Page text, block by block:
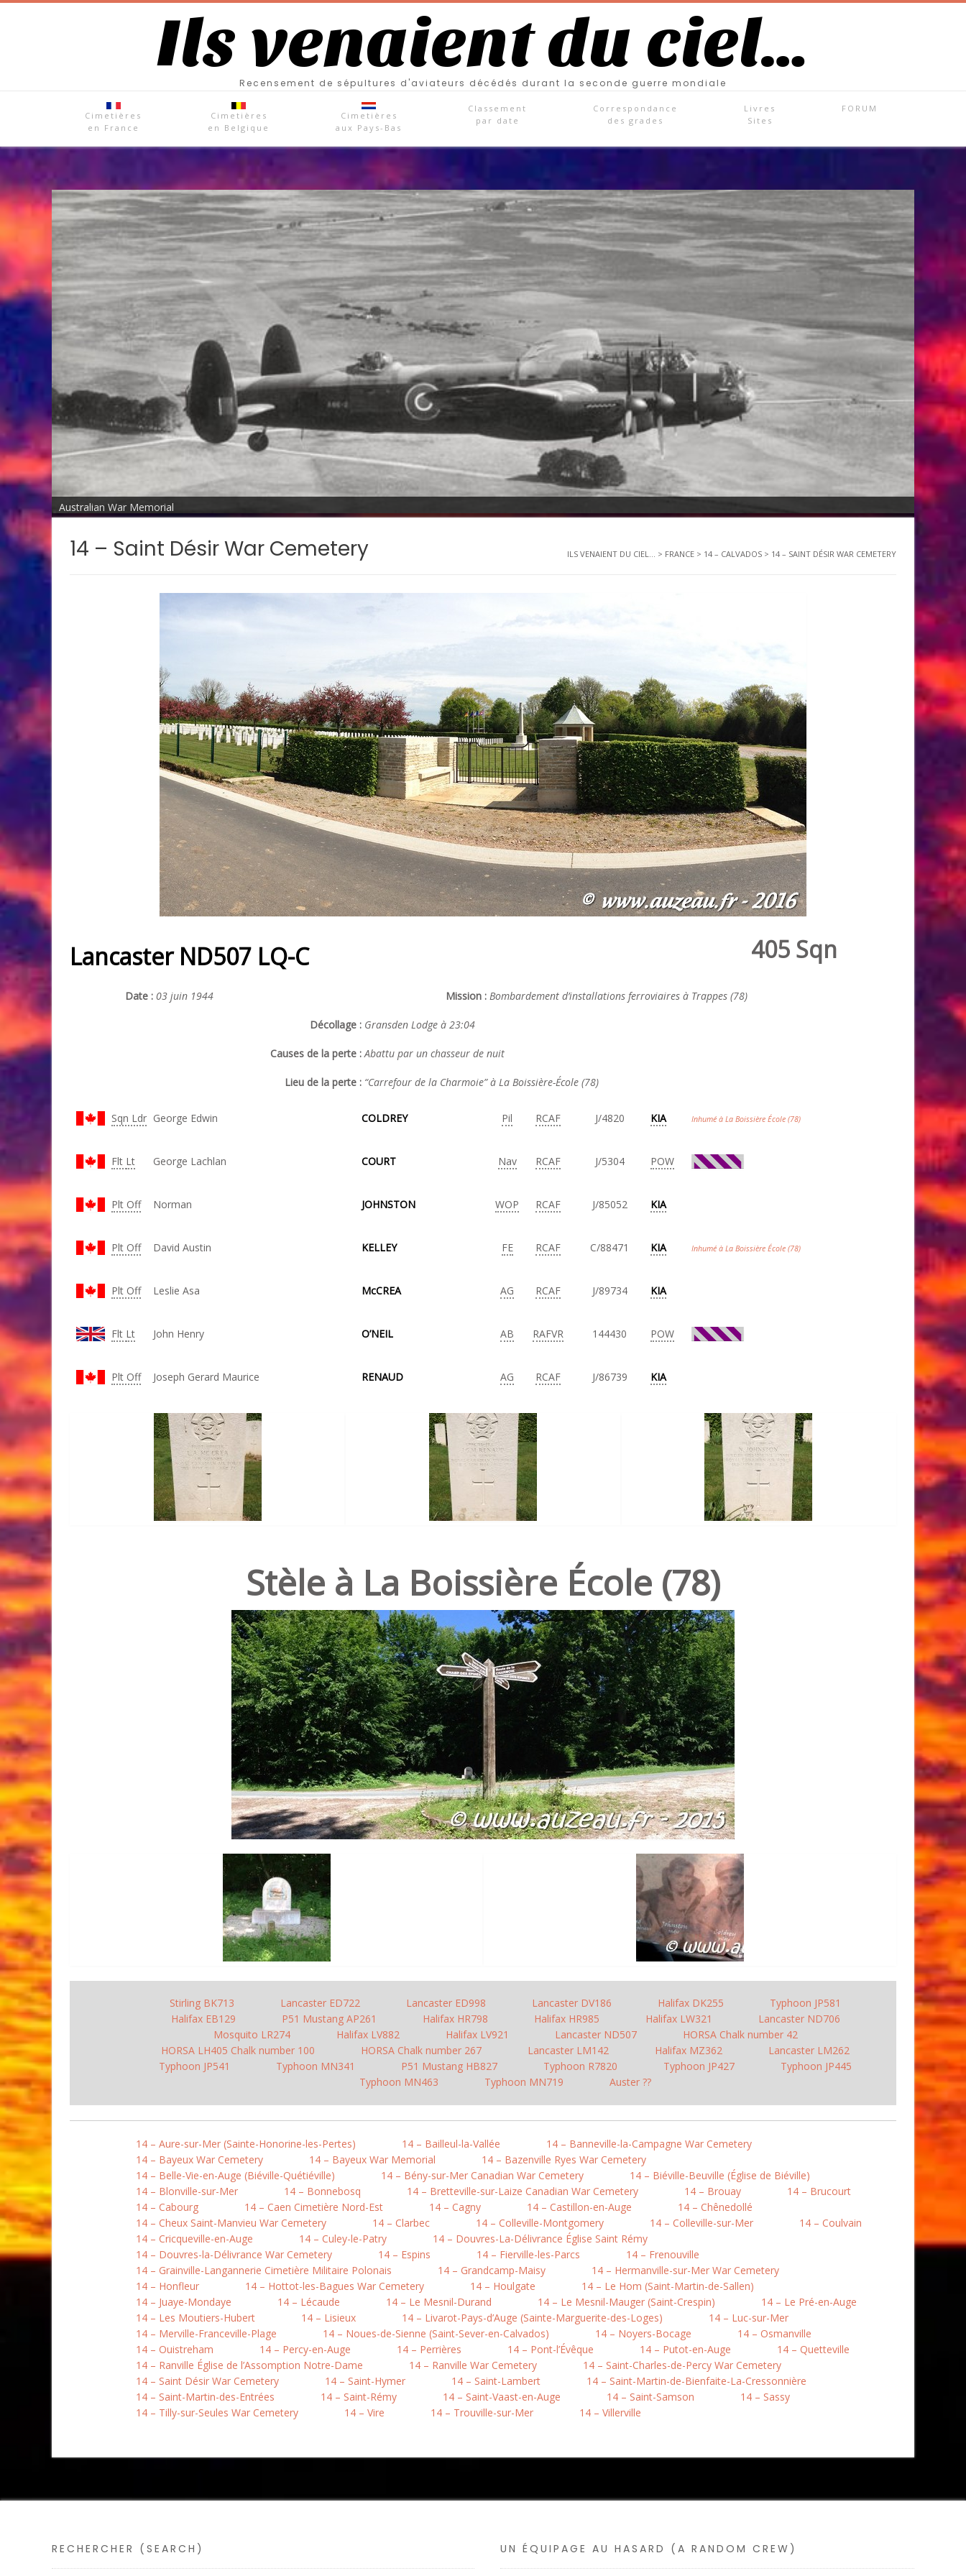
Ils venaient du ciel…
Recensement de sépultures d'aviateurs décédés durant la seconde guerre mondiale
Cimetières
en France
Cimetières
en Belgique
Cimetières
aux Pays-Bas
Classement
par date
Correspondance
des grades
Livres
Sites
FORUM
Australian War Memorial
14 – Saint Désir War Cemetery ILS VENAIENT DU CIEL... > FRANCE > 14 – CALVADOS > 14 – SAINT DÉSIR WAR CEMETERY
Lancaster ND507 LQ-C 405 Sqn
Date : 03 juin 1944 Mission : Bombardement d’installations ferroviaires à Trappes (78)
Décollage : Gransden Lodge à 23:04
Causes de la perte :Abattu par un chasseur de nuit
Lieu de la perte : “Carrefour de la Charmoie” à La Boissière-École (78)
Sqn Ldr George Edwin COLDREY Pil RCAF J/4820 KIA Inhumé à La Boissière École (78)
Flt Lt George Lachlan COURT Nav RCAF J/5304 POW
Plt Off Norman JOHNSTON WOP RCAF J/85052 KIA
Plt Off David Austin KELLEY FE RCAF C/88471 KIA Inhumé à La Boissière École (78)
Plt Off Leslie Asa McCREA AG RCAF J/89734 KIA
Flt Lt John Henry O’NEIL AB RAFVR 144430 POW
Plt Off Joseph Gerard Maurice RENAUD AG RCAF J/86739 KIA
Stèle à La Boissière École (78)
Stirling BK713 Lancaster ED722 Lancaster ED998 Lancaster DV186 Halifax DK255
Typhoon JP581
Halifax EB129
P51 Mustang AP261 Halifax HR798 Halifax HR985 Halifax LW321
Lancaster ND706
Mosquito LR274
Halifax LV882 Halifax LV921 Lancaster ND507
HORSA Chalk number 42
HORSA LH405 Chalk number 100
HORSA Chalk number 267 Lancaster LM142 Halifax MZ362
Lancaster LM262
Typhoon JP541
Typhoon MN341 P51 Mustang HB827 Typhoon R7820 Typhoon JP427
Typhoon JP445
Typhoon MN463
Typhoon MN719 Auster ??
14 – Aure-sur-Mer (Sainte-Honorine-les-Pertes) 14 – Bailleul-la-Vallée
14 – Banneville-la-Campagne War Cemetery
14 – Bayeux War Cemetery
14 – Bayeux War Memorial
14 – Bazenville Ryes War Cemetery
14 – Belle-Vie-en-Auge (Biéville-Quétiéville)
14 – Bény-sur-Mer Canadian War Cemetery
14 – Biéville-Beuville (Église de Biéville)
14 – Blonville-sur-Mer
14 – Bonnebosq 14 – Bretteville-sur-Laize Canadian War Cemetery 14 – Brouay
14 – Brucourt
14 – Cabourg
14 – Caen Cimetière Nord-Est 14 – Cagny 14 – Castillon-en-Auge
14 – Chênedollé
14 – Cheux Saint-Manvieu War Cemetery
14 – Clarbec 14 – Colleville-Montgomery 14 – Colleville-sur-Mer
14 – Coulvain
14 – Cricqueville-en-Auge
14 – Culey-le-Patry
14 – Douvres-La-Délivrance Église Saint Rémy
14 – Douvres-la-Délivrance War Cemetery
14 – Espins 14 – Fierville-les-Parcs
14 – Frenouville
14 – Grainville-Langannerie Cimetière Militaire Polonais
14 – Grandcamp-Maisy
14 – Hermanville-sur-Mer War Cemetery
14 – Honfleur
14 – Hottot-les-Bagues War Cemetery 14 – Houlgate
14 – Le Hom (Saint-Martin-de-Sallen)
14 – Juaye-Mondaye
14 – Lécaude 14 – Le Mesnil-Durand 14 – Le Mesnil-Mauger (Saint-Crespin)
14 – Le Pré-en-Auge
14 – Les Moutiers-Hubert
14 – Lisieux 14 – Livarot-Pays-d’Auge (Sainte-Marguerite-des-Loges)
14 – Luc-sur-Mer
14 – Merville-Franceville-Plage
14 – Noues-de-Sienne (Saint-Sever-en-Calvados) 14 – Noyers-Bocage
14 – Osmanville
14 – Ouistreham
14 – Percy-en-Auge 14 – Perrières 14 – Pont-l’Évêque 14 – Putot-en-Auge
14 – Quetteville
14 – Ranville Église de l’Assomption Notre-Dame
14 – Ranville War Cemetery
14 – Saint-Charles-de-Percy War Cemetery
14 – Saint Désir War Cemetery
14 – Saint-Hymer 14 – Saint-Lambert
14 – Saint-Martin-de-Bienfaite-La-Cressonnière
14 – Saint-Martin-des-Entrées
14 – Saint-Rémy 14 – Saint-Vaast-en-Auge 14 – Saint-Samson
14 – Sassy
14 – Tilly-sur-Seules War Cemetery
14 – Vire 14 – Trouville-sur-Mer 14 – Villerville
RECHERCHER (SEARCH) UN ÉQUIPAGE AU HASARD (A RANDOM CREW)